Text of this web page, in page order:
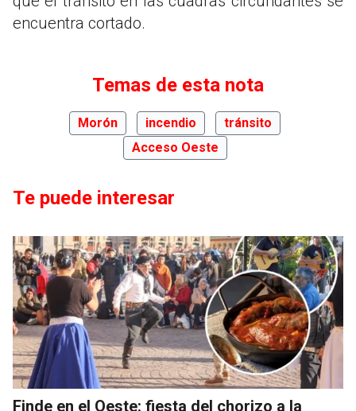
encuentra cortado.
Temas de esta nota
Morón incendio
tránsito
Acceso Oeste
Te puede interesar
Finde en el Oeste: fiesta del chorizo a la